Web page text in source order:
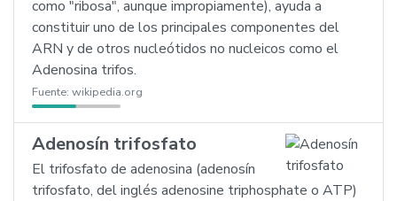
como "ribosa", aunque impropiamente), ayuda a
constituir uno de los principales componentes del
ARN y de otros nucleótidos no nucleicos como el
Adenosina trifos.
Fuente: wikipedia.org
Adenosín trifosfato
El trifosfato de adenosina (adenosín
trifosfato, del inglés adenosine triphosphate o ATP)